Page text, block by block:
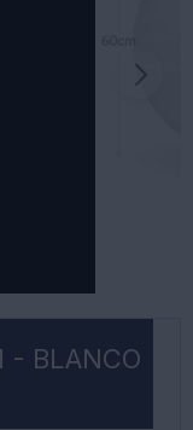
- BLANCO